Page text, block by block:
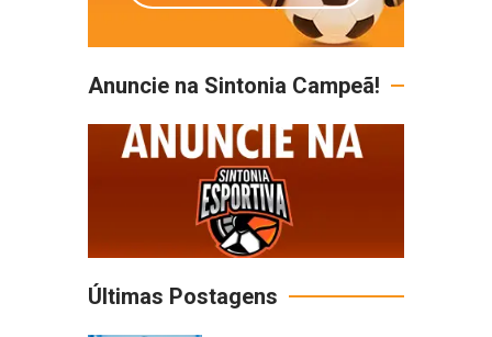
Anuncie na Sintonia Campeã!
Últimas Postagens